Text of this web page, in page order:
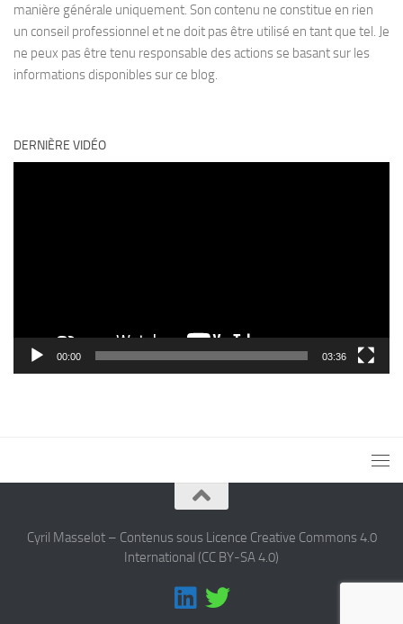
manière générale uniquement. Son contenu ne constitue en rien
un conseil professionnel et ne doit pas être utilisé en tant que tel. Je
ne peux pas être tenu responsable des actions se basant sur les
informations disponibles sur ce blog.
DERNIÈRE VIDÉO
00:00 03:36
Cyril Masselot – Contenus sous Licence Creative Commons 4.0
International (CC BY-SA 4.0)